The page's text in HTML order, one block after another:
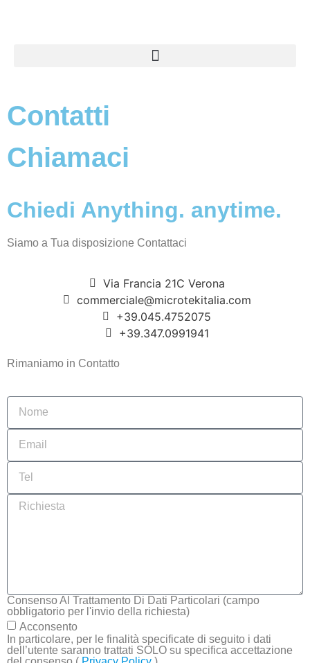
Contatti
Chiamaci
Chiedi Anything. anytime.
Siamo a Tua disposizione Contattaci
Via Francia 21C Verona
commerciale@microtekitalia.com
+39.045.4752075
+39.347.0991941
Rimaniamo in Contatto
Consenso Al Trattamento Di Dati Particolari (campo
obbligatorio per l'invio della richiesta)
Acconsento
In particolare, per le finalità specificate di seguito i dati
dell’utente saranno trattati SOLO su specifica accettazione